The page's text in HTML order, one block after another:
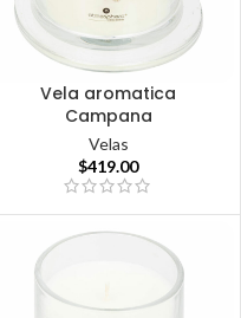
Vela aromatica
Campana
Velas
$419.00